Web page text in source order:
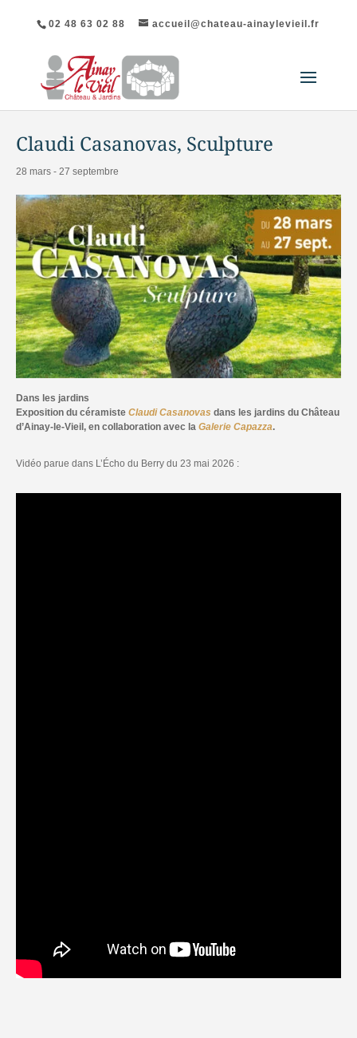
02 48 63 02 88 accueil@chateau-ainaylevieil.fr
« Tous les Évènements
Claudi Casanovas, Sculpture
28 mars - 27 septembre
Dans les jardins
Exposition du céramiste Claudi Casanovas dans les jardins du Château
d’Ainay-le-Vieil, en collaboration avec la Galerie Capazza.
Vidéo parue dans L’Écho du Berry du 23 mai 2026 :